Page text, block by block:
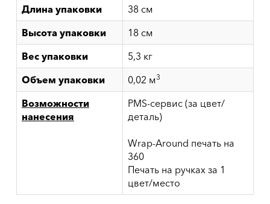
Длина упаковки
38 см
Высота упаковки
18 см
Вес упаковки
5,3 кг
Объем упаковки
0,02 м3
Возможности
нанесения
PMS-сервис (за цвет/
деталь)
Wrap-Around печать на
360
Печать на ручках за 1
цвет/место